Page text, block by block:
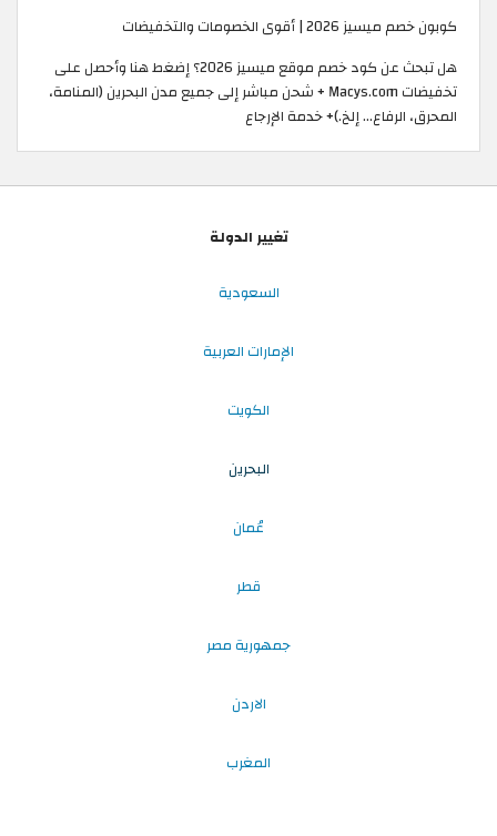
كوبون خصم ميسيز 2026 | أقوى الخصومات والتخفيضات
هل تبحث عن كود خصم موقع ميسيز 2026؟ إضغط هنا وأحصل على
تخفيضات Macys.com + شحن مباشر إلى جميع مدن البحرين (المنامة،
المحرق، الرفاع... إلخ.)+ خدمة الإرجاع
تغيير الدولة
السعودية
الإمارات العربية
الكويت
البحرين
عُمان
قطر
جمهورية مصر
الاردن
المغرب